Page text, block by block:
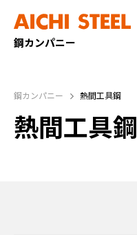
鋼カンパニー
鋼カンパニー 熱間工具鋼
熱間工具鋼